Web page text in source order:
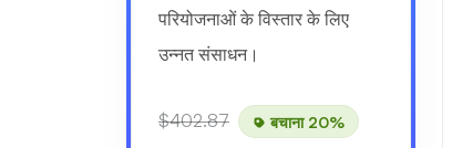
परियोजनाओं के विस्तार के लिए
उन्नत संसाधन।
$402.87 बचाना 20%